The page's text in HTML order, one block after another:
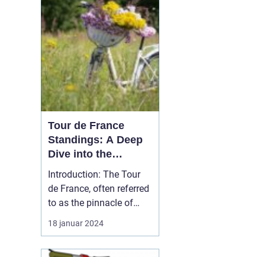
og vi vil udforske de
vigtigste elementer, du
skal vid...
Tour de France
Standings: A Deep
Dive into the
Premier Cycling
Event
Introduction: The Tour
de France, often referred
to as the pinnacle of
professional road
cycling, captivates
18 januar 2024